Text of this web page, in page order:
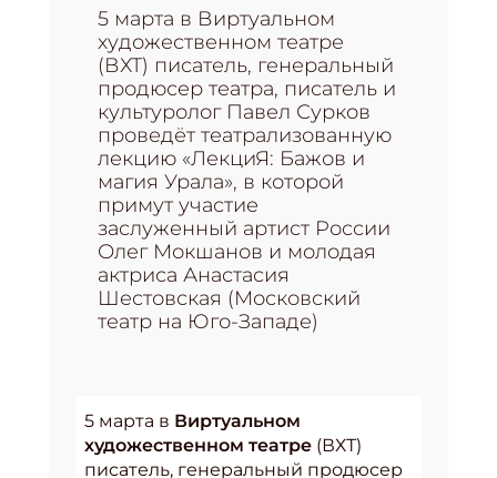
5 марта в Виртуальном
художественном театре
(ВХТ) писатель, генеральный
продюсер театра, писатель и
культуролог Павел Сурков
проведёт театрализованную
лекцию «ЛекциЯ: Бажов и
магия Урала», в которой
примут участие
заслуженный артист России
Олег Мокшанов и молодая
актриса Анастасия
Шестовская (Московский
театр на Юго-Западе)
5 марта в Виртуальном
художественном театре (ВХТ)
писатель, генеральный продюсер